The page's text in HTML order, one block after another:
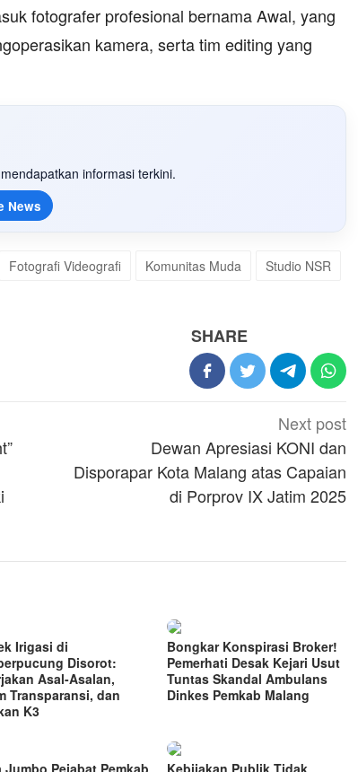
fotografer profesional bernama Awal, yang
kamera, serta tim editing yang
informasi terkini.
News
Fotografi Videografi Komunitas Muda
Studio NSR
SHARE
Next post
Dewan Apresiasi KONI dan
Disporapar Kota Malang atas Capaian
di Porprov IX Jatim 2025
Irigasi di
Disorot:
Asal-Asalan,
Transparansi, dan
K3
Bongkar Konspirasi Broker!
Pemerhati Desak Kejari Usut
Tuntas Skandal Ambulans
Dinkes Pemkab Malang